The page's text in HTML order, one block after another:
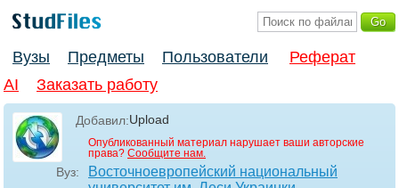
Вузы Предметы Пользователи
Реферат
AI
Заказать работу
Добавил:Upload
Опубликованный материал нарушает ваши авторские
права? Сообщите нам.
Вуз:
Восточноевропейский национальный